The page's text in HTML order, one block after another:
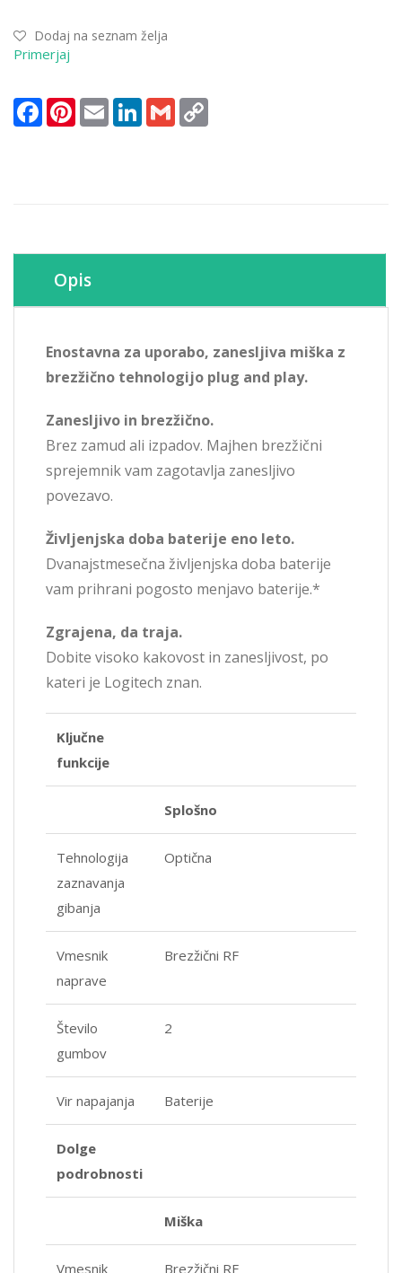
siva
nano
količina
Dodaj na seznam želja
Primerjaj
FacebookPinterest
Email LinkedInGmail
Opis
Enostavna za uporabo, zanesljiva miška z
brezžično tehnologijo plug and play.
Zanesljivo in brezžično.
Brez zamud ali izpadov. Majhen brezžični
sprejemnik vam zagotavlja zanesljivo
povezavo.
Življenjska doba baterije eno leto.
Dvanajstmesečna življenjska doba baterije
vam prihrani pogosto menjavo baterije.*
Zgrajena, da traja.
Dobite visoko kakovost in zanesljivost, po
kateri je Logitech znan.
Ključne
funkcije
Splošno
Tehnologija
zaznavanja
gibanja
Optična
Vmesnik
naprave
Brezžični RF
Število
gumbov
2
Vir napajanja Baterije
Dolge
podrobnosti
Miška
Vmesnik Brezžični RF